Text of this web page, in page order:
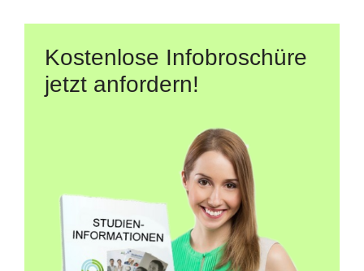
Kostenlose Infobroschüre
jetzt anfordern!